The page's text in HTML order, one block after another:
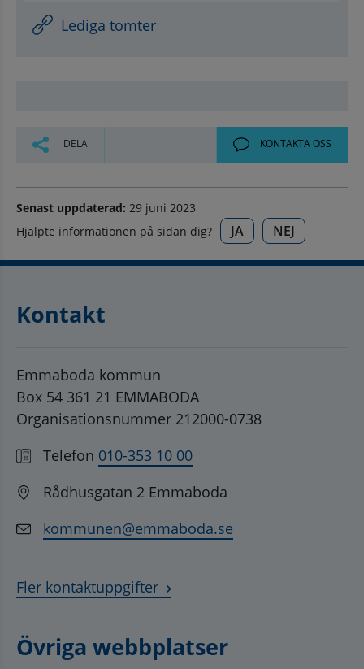
Lediga tomter
DELA KONTAKTA OSS
Senast uppdaterad: 29 juni 2023
Hjälpte informationen på sidan dig?
JA NEJ
Kontakt
Emmaboda kommun
Box 54 361 21 EMMABODA
Organisationsnummer 212000-0738
Telefon 010-353 10 00
Rådhusgatan 2 Emmaboda
kommunen@emmaboda.se
Fler kontaktuppgifter
Övriga webbplatser